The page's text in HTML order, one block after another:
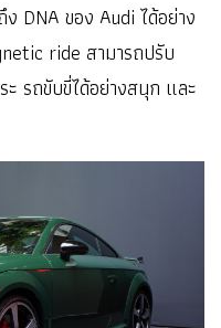
DNA ของ Audi ได้อย่าง
ride สามารถปรับ
รถขับขี่ได้อย่างสนุก และ